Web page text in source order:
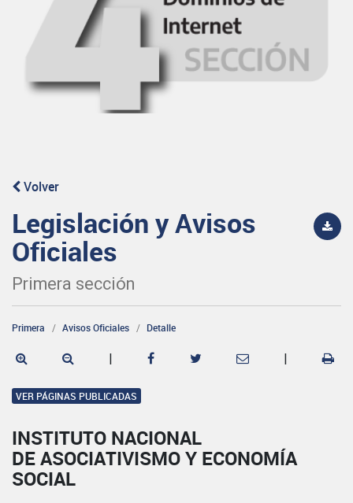
Volver
Legislación y Avisos
Oficiales
Primera sección
Primera Avisos Oficiales Detalle
| |
VER PÁGINAS PUBLICADAS
INSTITUTO NACIONAL
DE ASOCIATIVISMO Y ECONOMÍA
SOCIAL